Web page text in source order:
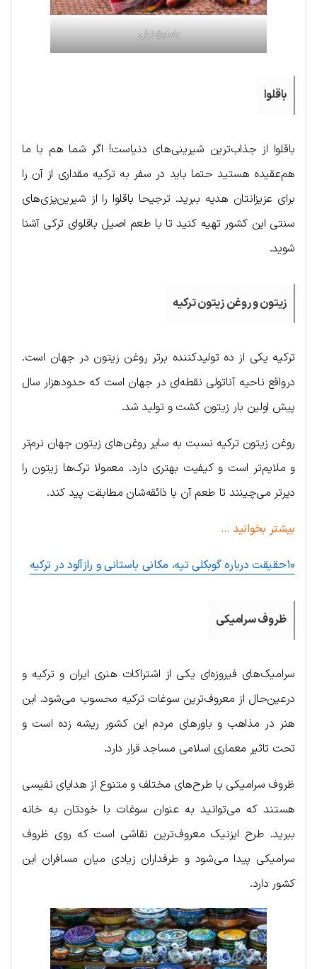
باسلوق ترکی
باقلوا
باقلوا از جذاب‌ترین شیرینی‌های دنیاست! اگر شما هم با ما
هم‌عقیده هستید حتما باید در سفر به ترکیه مقداری از آن را
برای عزیزانتان هدیه ببرید. ترجیحا باقلوا را از شیرین‌پزی‌های
سنتی این کشور تهیه کنید تا با طعم اصیل باقلوای ترکی آشنا
شوید.
زیتون و روغن زیتون ترکیه
ترکیه یکی از ده تولیدکننده برتر روغن زیتون در جهان است.
درواقع ناحیه آناتولی نقطه‌ای در جهان است که حدودهزار سال
پیش اولین بار زیتون کشت و تولید شد.
روغن زیتون ترکیه نسبت به سایر روغن‌های زیتون جهان نرم‌تر
و ملایم‌تر است و کیفیت بهتری دارد. معمولا ترک‌ها زیتون را
دیرتر می‌چینند تا طعم آن با ذائقه‌شان مطابقت پید کند.
بیشتر بخوانید …
۱۰حقيقت درباره گوبکلی تپه، مکانی باستانی و رازآلود در ترکیه
ظروف سرامیکی
سرامیک‌های فیروزه‌ای یکی از اشتراکات هنری ایران و ترکیه و
درعین‌حال از معروف‌ترین سوغات ترکیه محسوب می‌شود. این
هنر در مذاهب و باورهای مردم این کشور ریشه زده است و
تحت تاثیر معماری اسلامی مساجد قرار دارد.
ظروف سرامیکی با طرح‌های مختلف و متنوع از هدایای نفیسی
هستند که می‌توانید به عنوان سوغات با خودتان به خانه
ببرید. طرح ایزنیک معروف‌ترین نقاشی است که روی ظروف
سرامیکی پیدا می‌شود و طرفداران زیادی میان مسافران این
کشور دارد.